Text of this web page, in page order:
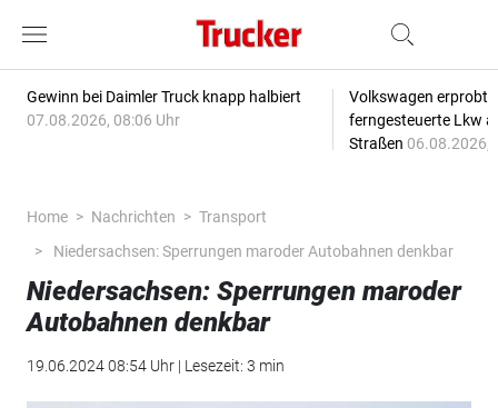
Gewinn bei Daimler Truck knapp halbiert
07.08.2026, 08:06 Uhr
Volkswagen erprobt
ferngesteuerte Lkw
Straßen 06.08.2026,
Home Nachrichten
Transport
Niedersachsen: Sperrungen maroder Autobahnen denkbar
Niedersachsen: Sperrungen maroder
Autobahnen denkbar
19.06.2024 08:54 Uhr | Lesezeit: 3 min